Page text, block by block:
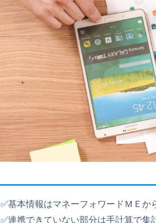
✅基本情報はマネーフォワードＭＥか
✅連携できていない部分は手計算で集